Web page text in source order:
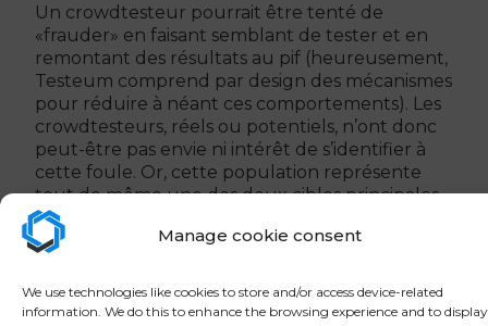
Manage cookie consent
We use technologies like cookies to store and/or access device-related
information. We do this to enhance the browsing experience and to display
Un crowdtesteur pourrait être tenté de
«frauder» en faisant semblant de tester et en
remontant des résultats au pif (heureusement,
Testeum comprend par design des mécanismes
pour réduire à néant ces comportements). Les
crowdtesteurs, réels ou potentiels, n’ont donc
peut-être pas envie ni intérêt de s’identifier à
cette foule. Or, cette population représente
tout de même une des deux cibles principales
de ce type de plateforme.
Que pourrait-on imaginer à la place ?